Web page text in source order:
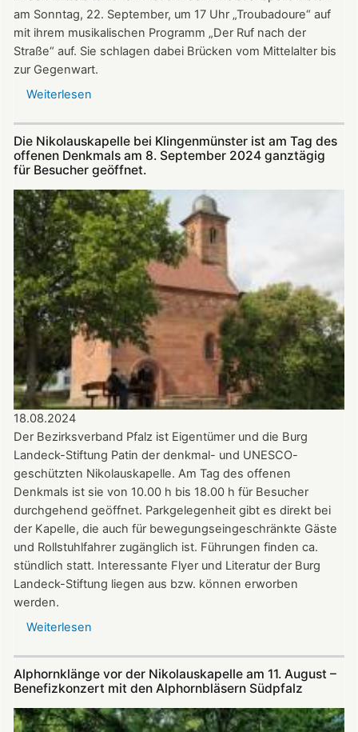
am Sonntag, 22. September, um 17 Uhr „Troubadoure“ auf
mit ihrem musikalischen Programm „Der Ruf nach der
Straße“ auf. Sie schlagen dabei Brücken vom Mittelalter bis
zur Gegenwart.
Weiterlesen
September:
„Troubadoure“
in
der
Nikolauskapelle
Die Nikolauskapelle bei Klingenmünster ist am Tag des
offenen Denkmals am 8. September 2024 ganztägig
für Besucher geöffnet.
18.08.2024
Der Bezirksverband Pfalz ist Eigentümer und die Burg
Landeck-Stiftung Patin der denkmal- und UNESCO-
geschützten Nikolauskapelle. Am Tag des offenen
Denkmals ist sie von 10.00 h bis 18.00 h für Besucher
durchgehend geöffnet. Parkgelegenheit gibt es direkt bei
der Kapelle, die auch für bewegungseingeschränkte Gäste
und Rollstuhlfahrer zugänglich ist. Führungen finden ca.
stündlich statt. Interessante Flyer und Literatur der Burg
Landeck-Stiftung liegen aus bzw. können erworben
werden.
Weiterlesen
bei
ist
Alphornklänge vor der Nikolauskapelle am 11. August –
Benefizkonzert mit den Alphornbläsern Südpfalz